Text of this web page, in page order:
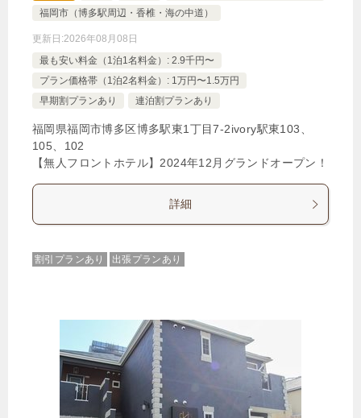
福岡市（博多駅周辺・香椎・海の中道）
更新日:2026年08月08日
最も安い料金（1泊1名料金）: 2.9千円〜
プラン価格帯（1泊2名料金）: 1万円〜1.5万円
早期割プランあり
連泊割プランあり
福岡県福岡市博多区博多駅東1丁目7‐2ivory駅東103、
105、102
【無人フロントホテル】2024年12月グランドオープン！
詳細
割引プランあり 出張プランあり